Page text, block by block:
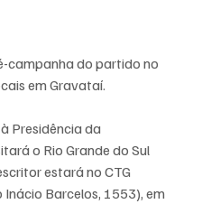
campanha do partido no
em Gravataí.
Presidência da
o Rio Grande do Sul
estará no CTG
Barcelos, 1553), em